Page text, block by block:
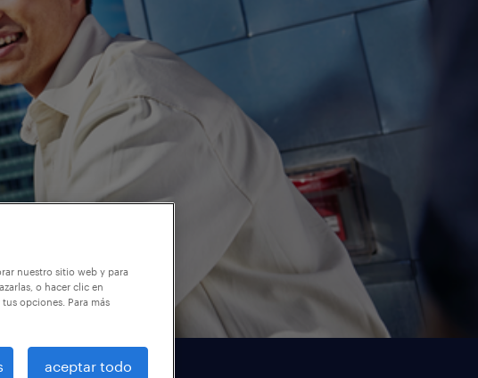
nuestro sitio web y para
o hacer clic en
opciones. Para más
aceptar todo